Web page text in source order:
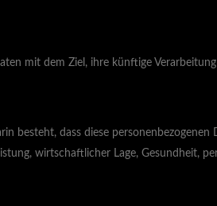
mit dem Ziel, ihre künftige
besteht, dass diese
wirtschaftlicher Lage, Gesundheit,